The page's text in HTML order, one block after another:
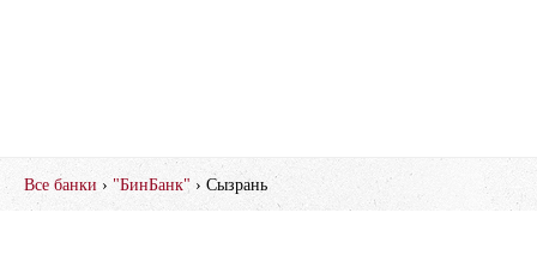
Все банки › "БинБанк" › Сызрань